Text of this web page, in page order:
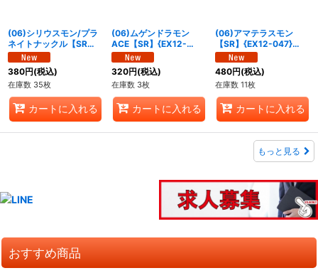
(06)シリウスモン/プラ
ネイトナックル【SR】
{EX12-018}《多》
380円(税込)
在庫数 35枚
カートに入れる
(06)ムゲンドラモン
ACE【SR】{EX12-
059}《多》
320円(税込)
在庫数 3枚
カートに入れる
(06)アマテラスモン
【SR】{EX12-047}
《多》
480円(税込)
在庫数 11枚
カートに入れる
もっと見る
おすすめ商品